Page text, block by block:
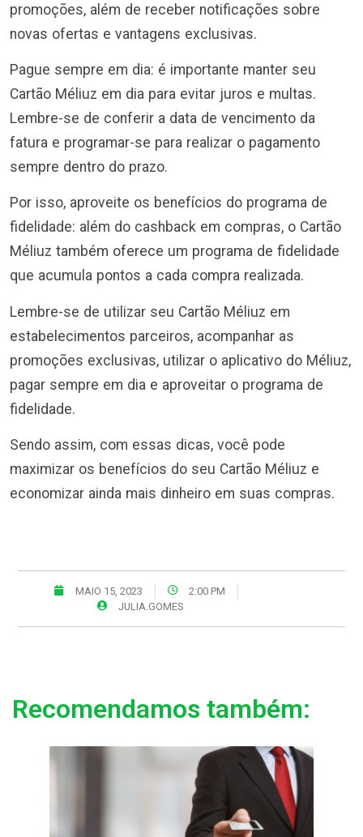
promoções, além de receber notificações sobre
novas ofertas e vantagens exclusivas.
Pague sempre em dia: é importante manter seu
Cartão Méliuz em dia para evitar juros e multas.
Lembre-se de conferir a data de vencimento da
fatura e programar-se para realizar o pagamento
sempre dentro do prazo.
Por isso, aproveite os benefícios do programa de
fidelidade: além do cashback em compras, o Cartão
Méliuz também oferece um programa de fidelidade
que acumula pontos a cada compra realizada.
Lembre-se de utilizar seu Cartão Méliuz em
estabelecimentos parceiros, acompanhar as
promoções exclusivas, utilizar o aplicativo do Méliuz,
pagar sempre em dia e aproveitar o programa de
fidelidade.
Sendo assim, com essas dicas, você pode
maximizar os benefícios do seu Cartão Méliuz e
economizar ainda mais dinheiro em suas compras.
MAIO 15, 2023
2:00 PM
JULIA.GOMES
Recomendamos também: